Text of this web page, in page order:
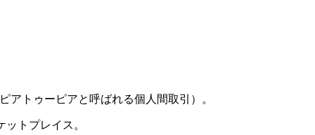
トゥーピアと呼ばれる個人間取引）。
トプレイス。